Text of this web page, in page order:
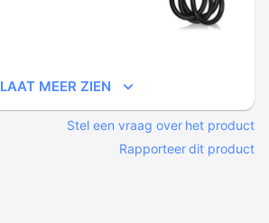
LAAT MEER ZIEN
Stel een vraag over het product
Rapporteer dit product